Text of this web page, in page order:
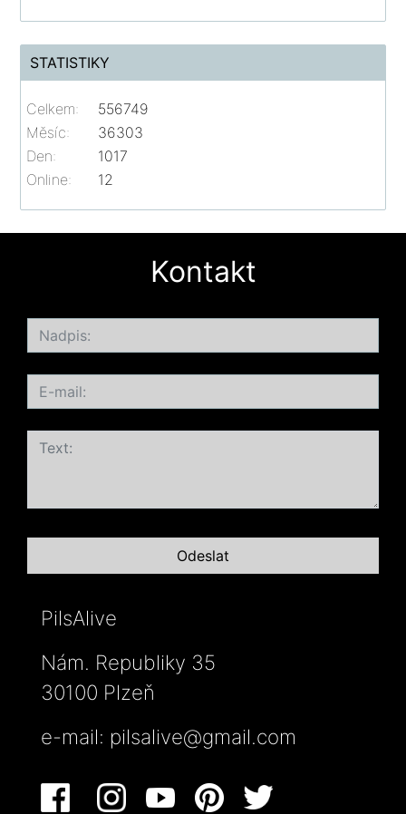
STATISTIKY
Online: 12
Celkem:
556749
Měsíc:
36303
Den:
1017
Kontakt
PilsAlive
Nám. Republiky 35
30100 Plzeň
e-mail: pilsalive@gmail.com